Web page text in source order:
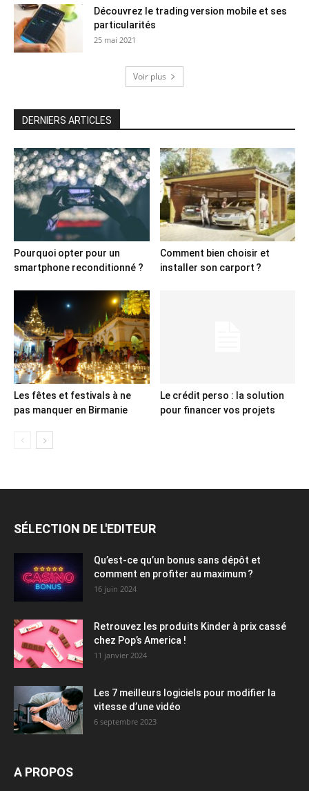
Découvrez le trading version mobile et ses
particularités
25 mai 2021
Voir plus
DERNIERS ARTICLES
Pourquoi opter pour un
smartphone reconditionné ?
Comment bien choisir et
installer son carport ?
Les fêtes et festivals à ne
pas manquer en Birmanie
Le crédit perso : la solution
pour financer vos projets
SÉLECTION DE L'EDITEUR
Qu’est-ce qu’un bonus sans dépôt et
comment en profiter au maximum ?
16 juin 2024
Retrouvez les produits Kinder à prix cassé
chez Pop’s America !
11 janvier 2024
Les 7 meilleurs logiciels pour modifier la
vitesse d’une vidéo
6 septembre 2023
A PROPOS